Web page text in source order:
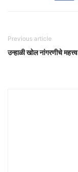
Previous article
उन्हाळी खोल नांगरणीचे महत्त्व